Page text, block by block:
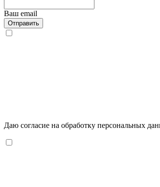
Ваш email
Отправить
Даю согласие на обработку персональных